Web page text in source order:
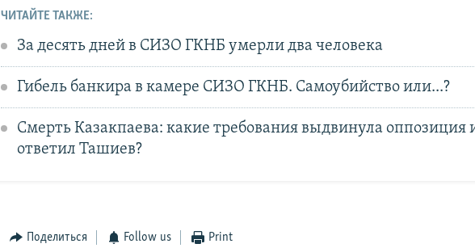
ЧИТАЙТЕ ТАКЖЕ:
За десять дней в СИЗО ГКНБ умерли два человека
Гибель банкира в камере СИЗО ГКНБ. Самоубийство или...?
Смерть Казакпаева: какие требования выдвинула оппозиция
ответил Ташиев?
Поделиться Follow us Print